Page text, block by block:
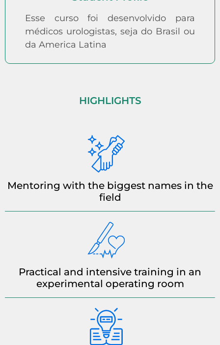
Esse curso foi desenvolvido para
médicos urologistas, seja do Brasil ou
da America Latina
HIGHLIGHTS
Mentoring with the biggest names in the
field
Practical and intensive training in an
experimental operating room